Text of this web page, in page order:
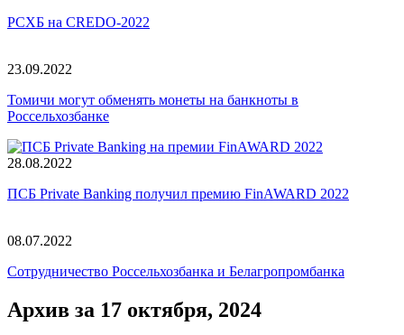
РСХБ на CREDO-2022
23.09.2022
Томичи могут обменять монеты на банкноты в
Россельхозбанке
28.08.2022
ПСБ Private Banking получил премию FinAWARD 2022
08.07.2022
Сотрудничество Россельхозбанка и Белагропромбанка
Архив за 17 октября, 2024